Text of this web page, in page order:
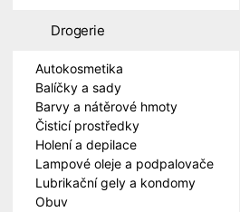
Drogerie
Autokosmetika
Balíčky a sady
Barvy a nátěrové hmoty
Čisticí prostředky
Holení a depilace
Lampové oleje a podpalovače
Lubrikační gely a kondomy
Obuv